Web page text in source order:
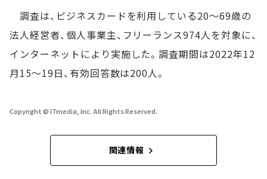
調査は、ビジネスカードを利用している20～69歳の
法人経営者、個人事業主、フリーランス974人を対象に、
インターネットにより実施した。調査期間は2022年12
月15～19日、有効回答数は200人。
Copyright © ITmedia, Inc. All Rights Reserved.
関連情報